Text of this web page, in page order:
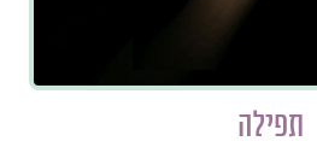
תפילה